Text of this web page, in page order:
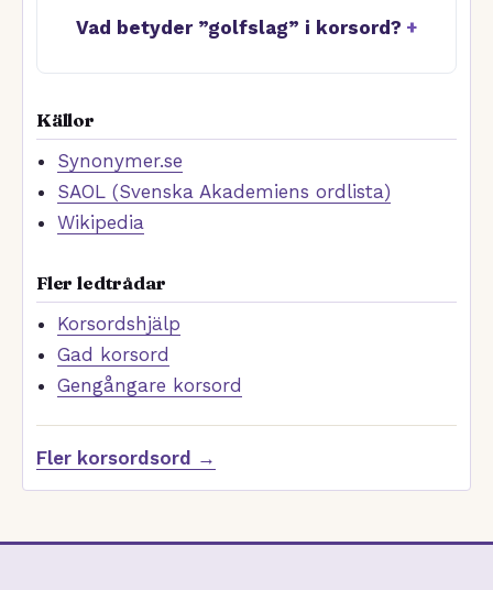
Vad betyder ”golfslag” i korsord?
Källor
Synonymer.se
SAOL (Svenska Akademiens ordlista)
Wikipedia
Fler ledtrådar
Korsordshjälp
Gad korsord
Gengångare korsord
Fler korsordsord →